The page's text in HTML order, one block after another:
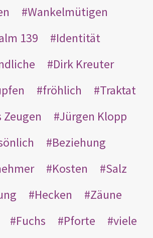
Wankelmütigen
139
Identität
Dirk Kreuter
fröhlich
Traktat
Zeugen
Jürgen Klopp
Beziehung
Kosten
Salz
Hecken
Zäune
Fuchs Pforte
viele